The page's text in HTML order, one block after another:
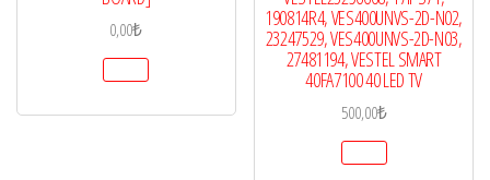
0,00₺ 190814R4, VES400UNVS-2D-N02,
23247529, VES400UNVS-2D-N03,
27481194, VESTEL SMART
40FA7100 40 LED TV
500,00₺